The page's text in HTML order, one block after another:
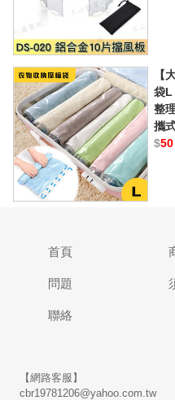
【
袋L
整
攜
$50
首頁
問題
聯絡
【網路客服】
cbr19781206@yahoo.com.tw